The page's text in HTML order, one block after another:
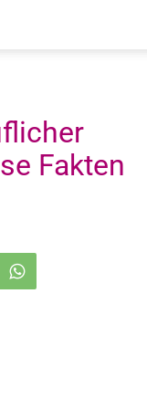
Fakten